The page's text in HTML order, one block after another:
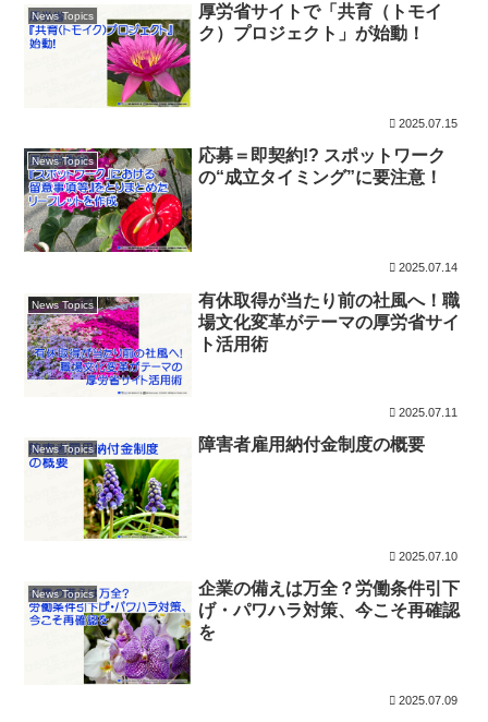
News Topics
厚労省サイトで「共育（トモイ
ク）プロジェクト」が始動！
2025.07.15
News Topics
応募＝即契約!? スポットワーク
の“成立タイミング”に要注意！
2025.07.14
News Topics
有休取得が当たり前の社風へ！職
場文化変革がテーマの厚労省サイ
ト活用術
2025.07.11
News Topics 障害者雇用納付金制度の概要
2025.07.10
News Topics
企業の備えは万全？労働条件引下
げ・パワハラ対策、今こそ再確認
を
2025.07.09